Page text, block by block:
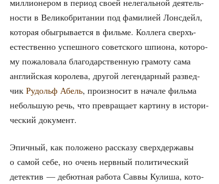
мил­ли­о­не­ром в пери­од сво­ей неле­галь­ной дея­тель­
но­сти в Вели­ко­бри­та­нии под фами­ли­ей Лон­сдейл,
кото­рая обыг­ры­ва­ет­ся в филь­ме. Кол­ле­га сверхъ­
есте­ствен­но успеш­но­го совет­ско­го шпи­о­на, кото­ро­
му пожа­ло­ва­ла бла­го­дар­ствен­ную гра­мо­ту сама
англий­ская коро­ле­ва, дру­гой леген­дар­ный раз­вед­
чик Рудольф Абель, про­из­но­сит в нача­ле филь­ма
неболь­шую речь, что пре­вра­ща­ет кар­ти­ну в исто­ри­
че­ский документ.
Эпич­ный, как поло­же­но рас­ска­зу сверх­дер­жа­вы
о самой себе, но очень нерв­ный поли­ти­че­ский
детек­тив — дебют­ная рабо­та Сав­вы Кули­ша, кото­